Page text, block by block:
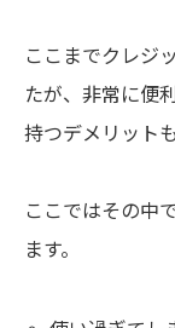
ここまでクレジ
たが、非常に便
持つデメリット
ここではその中
ます。